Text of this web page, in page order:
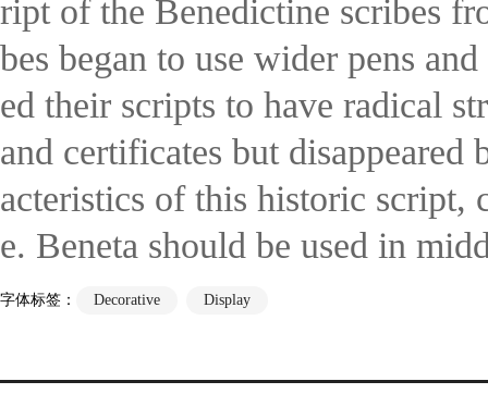
ript of the Benedictine scribes
bes began to use wider pens
ed their scripts to have radical
and certificates but
acteristics of this historic script,
e. Beneta should be used in
字体标签： Decorative Display